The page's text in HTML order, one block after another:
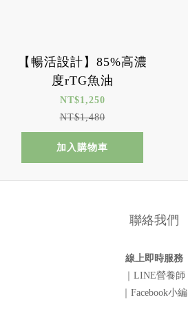
【暢活設計】85%高濃
度rTG魚油
NT$1,250
NT$1,480
加入購物車
聯絡我們
線上即時服務
｜LINE營養師
｜Facebook小編